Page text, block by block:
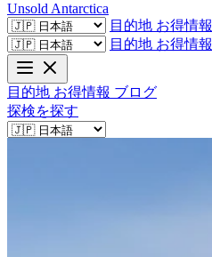
Unsold Antarctica
目的地 お得情報
目的地 お得情報
目的地 お得情報 ブログ
探検を探す